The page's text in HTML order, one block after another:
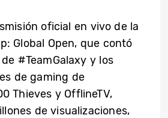
oficial en vivo de la
Global Open, que contó
#TeamGalaxy y los
de gaming de
Thieves y OfflineTV,
de visualizaciones,